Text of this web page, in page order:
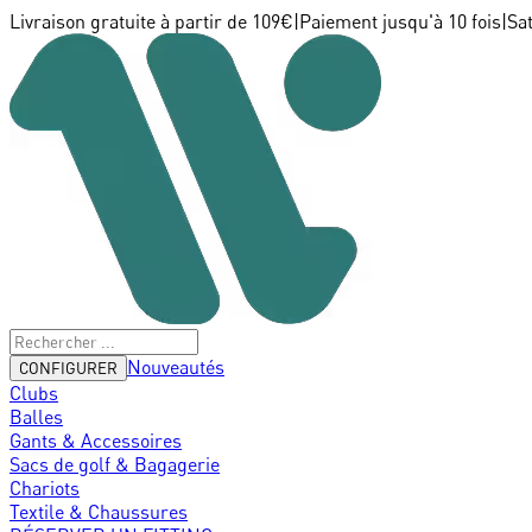
Livraison gratuite à partir de 109€ Paiement jusqu'à 10 fois
CONFIGURER
Nouveautés
Clubs
Balles
Gants & Accessoires
Sacs de golf & Bagagerie
Chariots
Textile & Chaussures